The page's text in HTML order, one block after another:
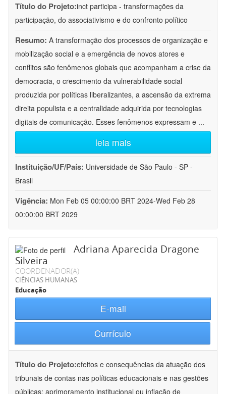
Título do Projeto:inct participa - transformações da
participação, do associativismo e do confronto político
Resumo: A transformação dos processos de organização e
mobilização social e a emergência de novos atores e
conflitos são fenômenos globais que acompanham a crise da
democracia, o crescimento da vulnerabilidade social
produzida por políticas liberalizantes, a ascensão da extrema
direita populista e a centralidade adquirida por tecnologias
digitais de comunicação. Esses fenômenos expressam e ...
leia mais
Instituição/UF/País: Universidade de São Paulo - SP -
Brasil
Vigência: Mon Feb 05 00:00:00 BRT 2024-Wed Feb 28
00:00:00 BRT 2029
Adriana Aparecida Dragone
Silveira
COORDENADOR(A)
CIÊNCIAS HUMANAS
Educação
E-mail
Currículo
Título do Projeto:efeitos e consequências da atuação dos
tribunais de contas nas políticas educacionais e nas gestões
públicas: aprimoramento institucional ou inflação de